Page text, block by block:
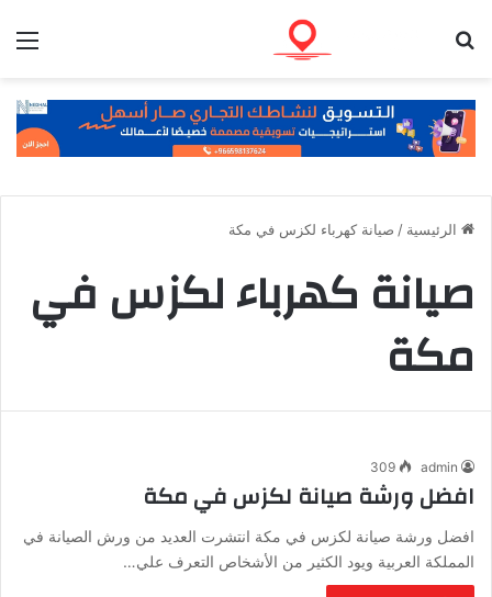
الرئيسية / صيانة كهرباء لكزس في مكة
صيانة كهرباء لكزس في
مكة
admin
309
افضل ورشة صيانة لكزس في مكة
افضل ورشة صيانة لكزس في مكة انتشرت العديد من ورش الصيانة في
المملكة العربية ويود الكثير من الأشخاص التعرف علي…